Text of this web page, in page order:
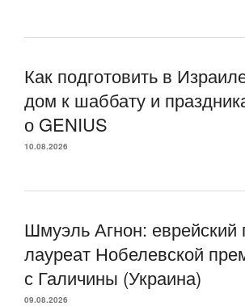
Как подготовить в
дом к шаббату и
о GENIUS
10.08.2026
Шмуэль Агнон: еврейский
лауреат Нобелевской
с Галичины (Украина)
09.08.2026